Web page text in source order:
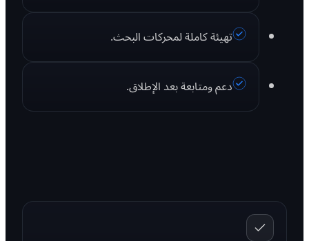
تهيئة كاملة لمحركات البحث.
دعم ومتابعة بعد الإطلاق.